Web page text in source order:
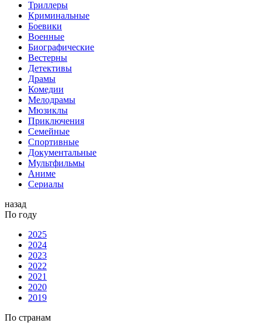
Триллеры
Криминальные
Боевики
Военные
Биографические
Вестерны
Детективы
Драмы
Комедии
Мелодрамы
Мюзиклы
Приключения
Семейные
Спортивные
Документальные
Мультфильмы
Аниме
Сериалы
назад
По году
2025
2024
2023
2022
2021
2020
2019
По странам